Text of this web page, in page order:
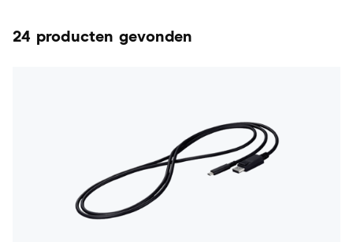
24 producten gevonden